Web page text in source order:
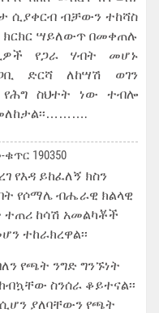
ሲያቀርብ ብቻውን ተከሻስ
ሣይለውጥ በመቀጠሉ
የጋራ ሃብት መሆኑ
ድርሻ ለከሣሽ ወገን
የሕግ ስህተት ነው ተብሎ
190350
የእዳ ይከፈለኝ ክስን
የሶማሌ ብሔራዊ ክልላዊ
ተጠሪ ከሳሽ አመልካቾች
ተከራክረዋል፡፡
የጫት ንግድ ግንኙነት
ስንሰራ ቆይተናል፡፡
ያለባቸውን የጫት